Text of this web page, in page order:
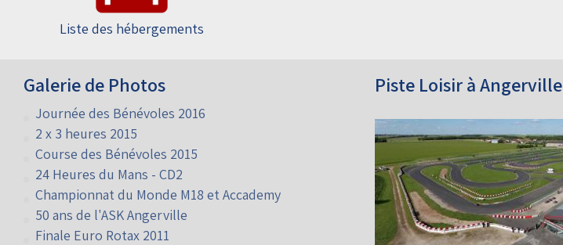
Liste des hébergements
Galerie de Photos
Journée des Bénévoles 2016
2 x 3 heures 2015
Course des Bénévoles 2015
24 Heures du Mans - CD2
Championnat du Monde M18 et Accademy
50 ans de l'ASK Angerville
Finale Euro Rotax 2011
Piste Loisir à Angerville